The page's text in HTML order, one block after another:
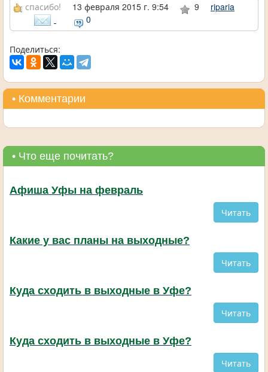
спасибо! 13 февраля 2015 г. 9:54 9
riparia
0
Поделиться:
• Комментарии
• Что еще почитать?
Афиша Уфы на февраль
Читать
Какие у вас планы на выходные?
Читать
Куда сходить в выходные в Уфе?
Читать
Куда сходить в выходные в Уфе?
Читать